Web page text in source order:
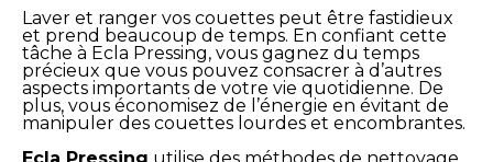
Laver et ranger vos couettes peut être fastidieux
et prend beaucoup de temps. En confiant cette
tâche à Ecla Pressing, vous gagnez du temps
précieux que vous pouvez consacrer à d’autres
aspects importants de votre vie quotidienne. De
plus, vous économisez de l’énergie en évitant de
manipuler des couettes lourdes et encombrantes.